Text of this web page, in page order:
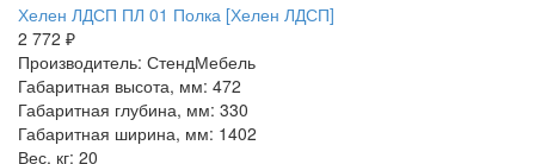
Хелен ЛДСП ПЛ 01 Полка [Хелен ЛДСП]
2 772 ₽
Производитель: СтендМебель
Габаритная высота, мм: 472
Габаритная глубина, мм: 330
Габаритная ширина, мм: 1402
Вес, кг: 20